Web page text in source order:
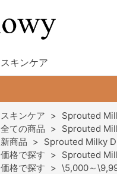
スキンケア
スキンケア > Sprouted
全ての商品 > Sprouted
新商品 > Sprouted Milky
価格で探す > Sprouted
価格で探す > \5,000～